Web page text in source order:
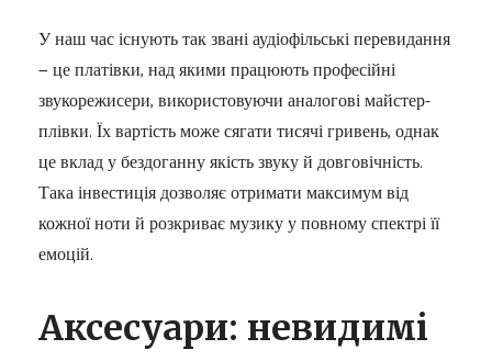
У наш час існують так звані аудіофільські перевидання
— це платівки, над якими працюють професійні
звукорежисери, використовуючи аналогові майстер-
плівки. Їх вартість може сягати тисячі гривень, однак
це вклад у бездоганну якість звуку й довговічність.
Така інвестиція дозволяє отримати максимум від
кожної ноти й розкриває музику у повному спектрі її
емоцій.
Аксесуари: невидимі